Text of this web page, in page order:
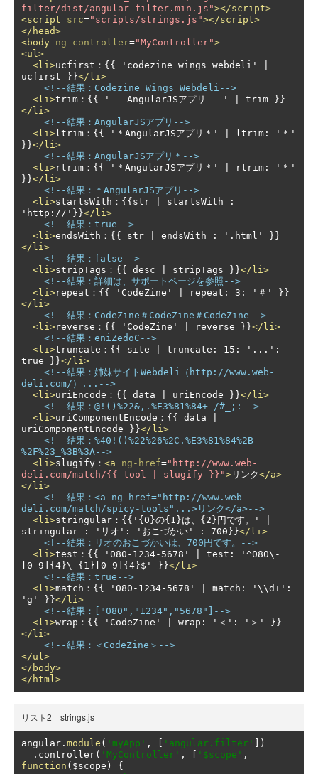
filter/dist/angular-filter.min.js"></script>
<script
src="scripts/strings.js"></script>
</head>
<body
ng-controller="MyController">
<ul>
<li>ucfirst：{{ 'codezine wings webdeli' |
ucfirst }}</li>
<!--結果：Codezine Wings Webdeli-->
<li>trim：{{ '   AngularJSアプリ   ' | trim }}
</li>
<!--結果：AngularJSアプリ-->
<li> ltrim：{{ '＊AngularJSアプリ＊' | ltrim: '＊'
}}</li>
<!--結果：AngularJSアプリ＊-->
<li>rtrim：{{ '＊AngularJSアプリ＊' | rtrim: '＊'
}}</li>
<!--結果：＊AngularJSアプリ-->
<li>startsWith：{{str | startsWith :
'http://'}}</li>
<!--結果：true-->
<li>endsWith：{{ str | endsWith : '.html' }}
</li>
<!--結果：false-->
<li>stripTags：{{ desc | stripTags }}</li>
<!--結果：詳細は、サポートページを参照-->
<li>repeat：{{ 'CodeZine' | repeat: 3: '＃' }}
</li>
<!--結果：CodeZine＃CodeZine＃CodeZine-->
<li>reverse：{{ 'CodeZine' | reverse }}</li>
<!--結果：eniZedoC-->
<li>truncate：{{ site | truncate: 15: '...':
true }}</li>
<!--結果：姉妹サイトWebdeli（http://www.web-
deli.com/）...-->
<li>uriEncode：{{ data | uriEncode }}</li>
<!--結果：@!()%22&,.%E3%81%84+-/#_;:-->
<li>uriComponentEncode：{{ data |
uriComponentEncode }}</li>
<!--結果：%40!()%22%26%2C.%E3%81%84%2B-
%2F%23_%3B%3A-->
<li>slugify： <a ng-href="http://www.web-
deli.com/match/{{ tool | slugify }}"> リンク</a>
</li>
<!--結果：<a ng-href="http://www.web-
deli.com/match/spicy-tools"...>リンク</a>-->
<li>stringular：{{'{0}の{1}は、{2}円です。' |
stringular : 'リオ': 'おこづかい' : 700}}</li>
<!--結果：リオのおこづかいは、700円です。-->
<li>test：{{ '080-1234-5678' | test: '^080\-
[0-9]{4}\-{1}[0-9]{4}$' }}</li>
<!--結果：true-->
<li>match：{{ '080-1234-5678' | match: '\\d+':
'g' }}</li>
<!--結果：["080","1234","5678"]-->
<li>wrap：{{ 'CodeZine' | wrap: '＜': '＞' }}
</li>
<!--結果：＜CodeZine＞-->
</ul>
</body>
</html>
リスト2 strings.js
angular . module ( 'myApp' , 'angular.filter'
])
. controller( 'MyController' , '$scope' ,
function ( $scope )
{